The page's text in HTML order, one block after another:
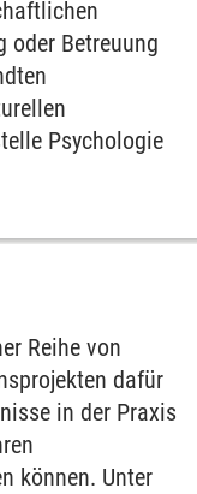
oder Betreuung
Psychologie
Reihe von
dafür
in der Praxis
können. Unter